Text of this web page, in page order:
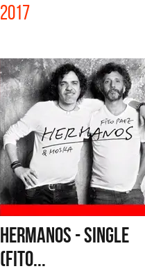
2017
HERMANOS - SINGLE
(FITO...